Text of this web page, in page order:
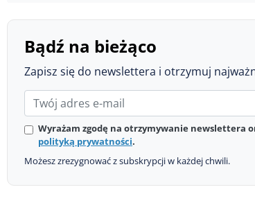
Bądź na bieżąco
Zapisz się do newslettera i otrzymuj
Wyrażam zgodę na otrzymywanie newslettera
polityką prywatności.
Możesz zrezygnować z subskrypcji w każdej chwili.